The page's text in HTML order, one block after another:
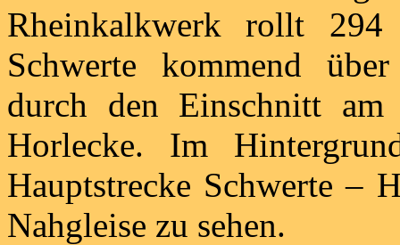
Rheinkalkwerk rollt
Schwerte kommend
durch den Einschnitt am
Horlecke. Im
Hauptstrecke Schwerte –
Nahgleise zu sehen.